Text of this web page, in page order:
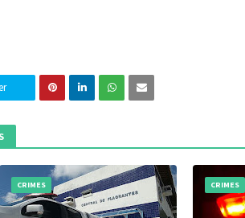
CRIMES CRIMES